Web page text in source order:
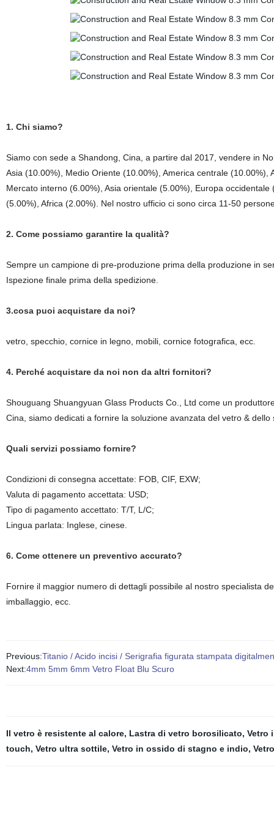
1. Chi siamo?
Siamo con sede a Shandong, Cina, a partire dal 2017, vendere in
Asia (10.00%), Medio Oriente (10.00%), America centrale
Mercato interno (6.00%), Asia orientale (5.00%), Europa
(5.00%), Africa (2.00%). Nel nostro ufficio ci sono circa 11-50
2. Come possiamo garantire la qualità?
Sempre un campione di pre-produzione prima della produzione in
Ispezione finale prima della spedizione.
3.cosa puoi acquistare da noi?
vetro, specchio, cornice in legno, mobili, cornice fotografica, ecc.
4. Perché acquistare da noi non da altri fornitori?
Shouguang Shuangyuan Glass Products Co., Ltd come un
Cina, siamo dedicati a fornire la soluzione avanzata del vetro &
Quali servizi possiamo fornire?
Condizioni di consegna accettate: FOB, CIF, EXW;
Valuta di pagamento accettata: USD;
Tipo di pagamento accettato: T/T, L/C;
Lingua parlata: Inglese, cinese.
6. Come ottenere un preventivo accurato?
Fornire il maggior numero di dettagli possibile al nostro specialista
imballaggio, ecc.
Previous:Titanio / Acido incisi / Serigrafia figurata stampata
Next:4mm 5mm 6mm Vetro Float Blu Scuro
Il vetro è resistente al calore, Lastra di vetro borosilicato, Vetro
touch, Vetro ultra sottile, Vetro in ossido di stagno e indio,